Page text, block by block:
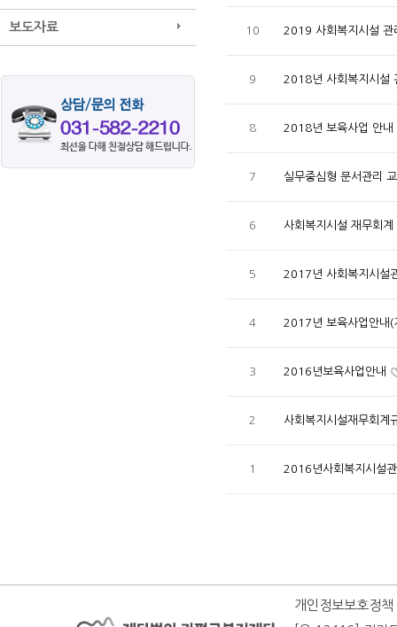
보도자료 10 2019 사회복지시설
9 2018년 사회복지시설
8 2018년 보육사업 안내
7 실무중심형 문서관리
6 사회복지시설 재무회
5 2017년 사회복지시설
4 2017년 보육사업안내
3 2016년보육사업안내
2 사회복지시설재무회계
1 2016년사회복지시설
개인정보보호정책